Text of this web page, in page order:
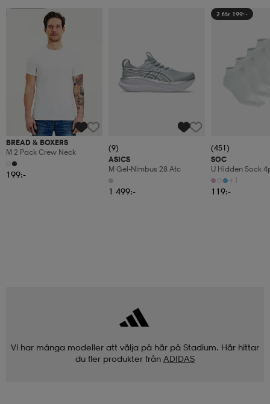
BREAD & BOXERS
M 2 Pack Crew Neck
199:-
(9)
ASICS
M Gel-Nimbus 28 Atc
1 499:-
2 för 199:-
(451)
SOC
U Hidden Sock
+1
119:-
Vi har många modeller att välja på här på Stadium. Här hittar
du fler produkter från ADIDAS